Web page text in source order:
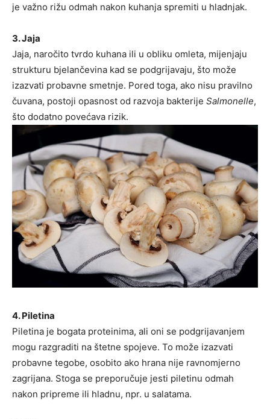
je važno rižu odmah nakon kuhanja spremiti u hladnjak.
3. Jaja
Jaja, naročito tvrdo kuhana ili u obliku omleta, mijenjaju
strukturu bjelančevina kad se podgrijavaju, što može
izazvati probavne smetnje. Pored toga, ako nisu pravilno
čuvana, postoji opasnost od razvoja bakterije Salmonelle,
što dodatno povećava rizik.
4. Piletina
Piletina je bogata proteinima, ali oni se podgrijavanjem
mogu razgraditi na štetne spojeve. To može izazvati
probavne tegobe, osobito ako hrana nije ravnomjerno
zagrijana. Stoga se preporučuje jesti piletinu odmah
nakon pripreme ili hladnu, npr. u salatama.